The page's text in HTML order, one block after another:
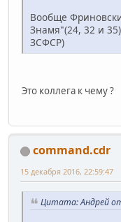
Вообще
Знамя"(24, 32 и
ЗСФСР)
Это коллега к чему ?
command.cdr
15 декабря 2016, 22:59:47
Цитата: Андрей